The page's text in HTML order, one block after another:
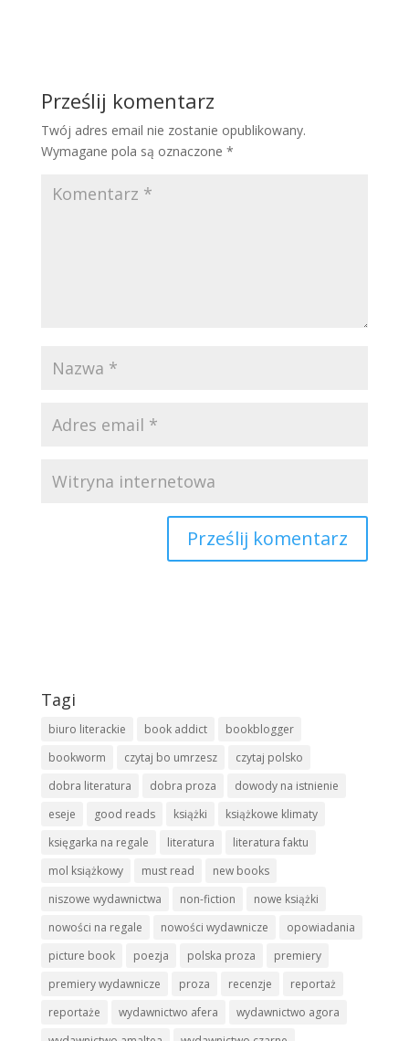
Prześlij komentarz
Twój adres email nie zostanie opublikowany.
Wymagane pola są oznaczone *
Tagi
biuro literackie book addict
bookblogger
bookworm
czytaj bo umrzesz
czytaj polsko
dobra literatura
dobra proza
dowody na istnienie
eseje
good reads książki
książkowe klimaty
księgarka na regale
literatura
literatura faktu
mol książkowy
must read
new books
niszowe wydawnictwa
non-fiction
nowe książki
nowości na regale
nowości wydawnicze
opowiadania
picture book
poezja polska proza
premiery
premiery wydawnicze
proza recenzje
reportaż
reportaże
wydawnictwo afera
wydawnictwo agora